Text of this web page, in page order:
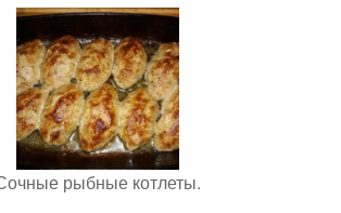
рыбные котлеты.